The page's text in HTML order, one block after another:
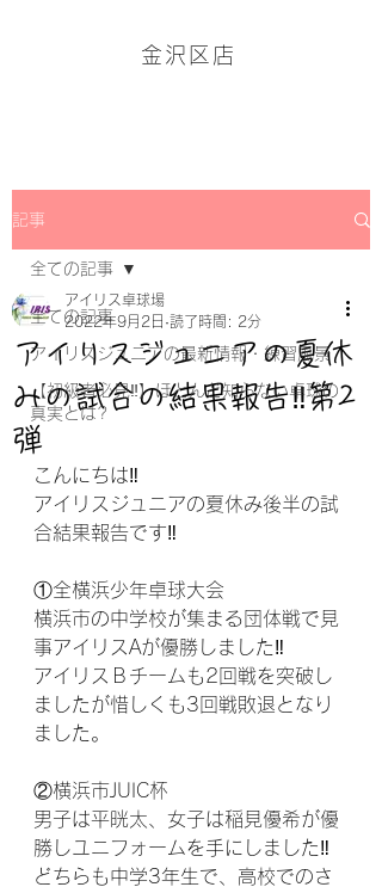
金沢区店
記事
全ての記事
アイリスジュニアの最新情報・練習風景
【初級者必見‼】ほとんど知らない卓球の
真実とは?
全ての記事
アイリスジュニアの夏休
みの試合の結果報告‼第2
弾
アイリス卓球場
2022年9月2日 読了時間: 2分
こんにちは‼
アイリスジュニアの夏休み後半の試
合結果報告です‼
①全横浜少年卓球大会
横浜市の中学校が集まる団体戦で見
事アイリスAが優勝しました‼
アイリスＢチームも2回戦を突破し
ましたが惜しくも3回戦敗退となり
ました。
②横浜市JUIC杯
男子は平晄太、女子は稲見優希が優
勝しユニフォームを手にしました‼
どちらも中学3年生で、高校でのさ